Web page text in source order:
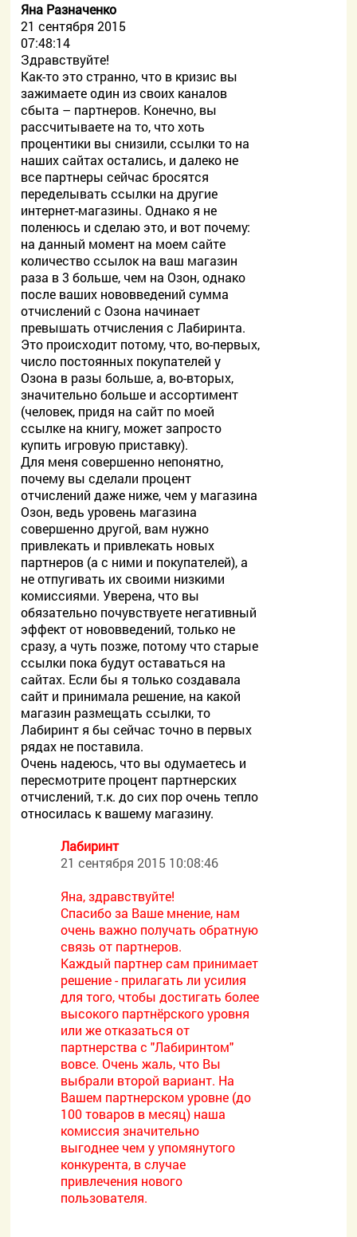
Яна Разначенко
21 сентября 2015
07:48:14
Здравствуйте!
Как-то это странно, что в кризис вы
зажимаете один из своих каналов
сбыта – партнеров. Конечно, вы
рассчитываете на то, что хоть
процентики вы снизили, ссылки то на
наших сайтах остались, и далеко не
все партнеры сейчас бросятся
переделывать ссылки на другие
интернет-магазины. Однако я не
поленюсь и сделаю это, и вот почему:
на данный момент на моем сайте
количество ссылок на ваш магазин
раза в 3 больше, чем на Озон, однако
после ваших нововведений сумма
отчислений с Озона начинает
превышать отчисления с Лабиринта.
Это происходит потому, что, во-первых,
число постоянных покупателей у
Озона в разы больше, а, во-вторых,
значительно больше и ассортимент
(человек, придя на сайт по моей
ссылке на книгу, может запросто
купить игровую приставку).
Для меня совершенно непонятно,
почему вы сделали процент
отчислений даже ниже, чем у магазина
Озон, ведь уровень магазина
совершенно другой, вам нужно
привлекать и привлекать новых
партнеров (а с ними и покупателей), а
не отпугивать их своими низкими
комиссиями. Уверена, что вы
обязательно почувствуете негативный
эффект от нововведений, только не
сразу, а чуть позже, потому что старые
ссылки пока будут оставаться на
сайтах. Если бы я только создавала
сайт и принимала решение, на какой
магазин размещать ссылки, то
Лабиринт я бы сейчас точно в первых
рядах не поставила.
Очень надеюсь, что вы одумаетесь и
пересмотрите процент партнерских
отчислений, т.к. до сих пор очень тепло
относилась к вашему магазину.
Лабиринт
21 сентября 2015 10:08:46
Яна, здравствуйте!
Спасибо за Ваше мнение, нам
очень важно получать обратную
связь от партнеров.
Каждый партнер сам принимает
решение - прилагать ли усилия
для того, чтобы достигать более
высокого партнёрского уровня
или же отказаться от
партнерства с "Лабиринтом"
вовсе. Очень жаль, что Вы
выбрали второй вариант. На
Вашем партнерском уровне (до
100 товаров в месяц) наша
комиссия значительно
выгоднее чем у упомянутого
конкурента, в случае
привлечения нового
пользователя.